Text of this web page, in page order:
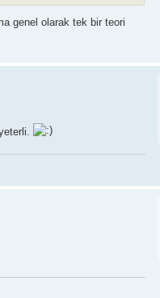
genel olarak tek bir teori